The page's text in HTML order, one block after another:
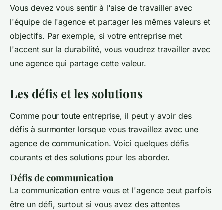
Vous devez vous sentir à l'aise de travailler avec
l'équipe de l'agence et partager les mêmes valeurs et
objectifs. Par exemple, si votre entreprise met
l'accent sur la durabilité, vous voudrez travailler avec
une agence qui partage cette valeur.
Les défis et les solutions
Comme pour toute entreprise, il peut y avoir des
défis à surmonter lorsque vous travaillez avec une
agence de communication. Voici quelques défis
courants et des solutions pour les aborder.
Défis de communication
La communication entre vous et l'agence peut parfois
être un défi, surtout si vous avez des attentes